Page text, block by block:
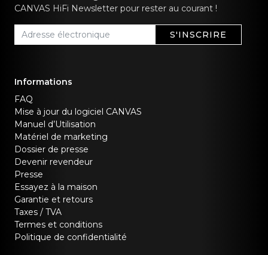
CANVAS HiFi Newsletter pour rester au courant !
S'INSCRIRE
Informations
FAQ
Mise à jour du logiciel CANVAS
Manuel d’Utilisation
Matériel de marketing
Dossier de presse
Devenir revendeur
Presse
Essayez à la maison
Garantie et retours
Taxes / TVA
Termes et conditions
Politique de confidentialité